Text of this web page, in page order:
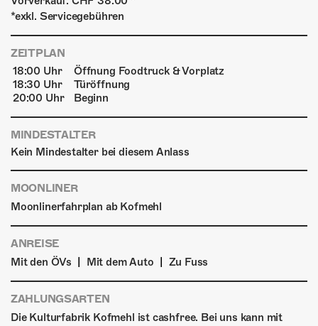
*exkl. Servicegebühren
ZEITPLAN
18:00 Uhr
Öffnung Foodtruck & Vorplatz
18:30 Uhr
Türöffnung
20:00 Uhr
Beginn
MINDESTALTER
Kein Mindestalter bei diesem Anlass
MOONLINER
Moonlinerfahrplan ab Kofmehl
ANREISE
Mit den ÖVs
Mit dem Auto Zu Fuss
ZAHLUNGSARTEN
Die Kulturfabrik Kofmehl ist cashfree. Bei uns kann mit